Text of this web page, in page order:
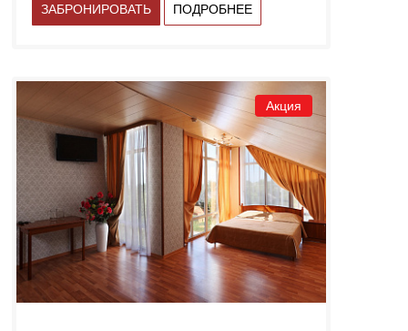
ЗАБРОНИРОВАТЬ ПОДРОБНЕЕ
Акция